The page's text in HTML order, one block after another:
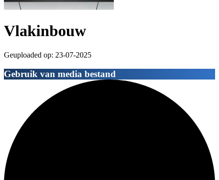
Vlakinbouw
Geuploaded op: 23-07-2025
Gebruik van media bestand